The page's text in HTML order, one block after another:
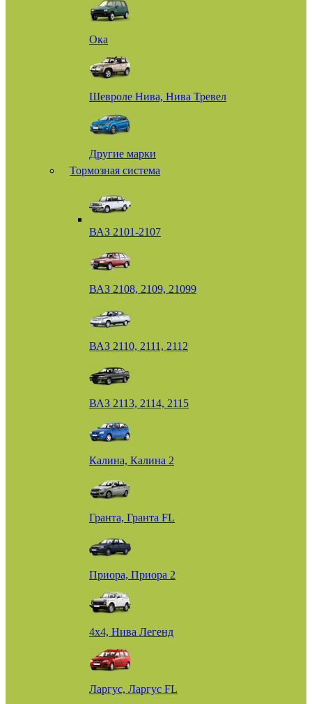
Ока
Шевроле Нива, Нива Тревел
Другие марки
Тормозная система
ВАЗ 2101-2107
ВАЗ 2108, 2109, 21099
ВАЗ 2110, 2111, 2112
ВАЗ 2113, 2114, 2115
Калина, Калина 2
Гранта, Гранта FL
Приора, Приора 2
4х4, Нива Легенд
Ларгус, Ларгус FL